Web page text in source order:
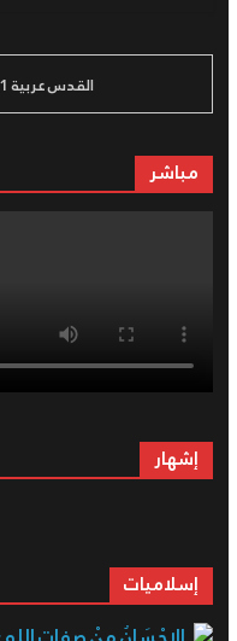
القدس عربية 2021
مباشر
إشهار
إسلاميات